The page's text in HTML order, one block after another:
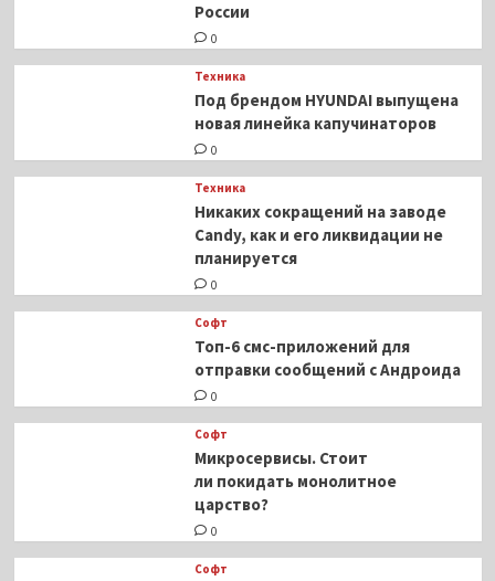
России
0
Техника
Под брендом HYUNDAI выпущена
новая линейка капучинаторов
0
Техника
Никаких сокращений на заводе
Candy, как и его ликвидации не
планируется
0
Софт
Топ-6 смс-приложений для
отправки сообщений с Андроида
0
Софт
Микросервисы. Стоит
ли покидать монолитное
царство?
0
Софт